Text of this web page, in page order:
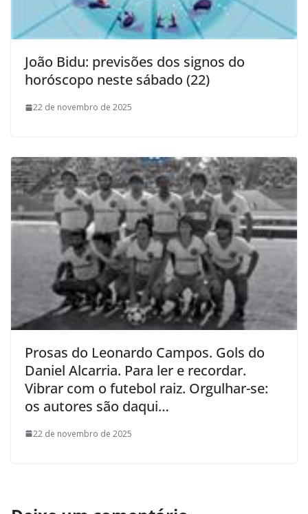
João Bidu: previsões dos signos do
horóscopo neste sábado (22)
22 de novembro de 2025
Prosas do Leonardo Campos. Gols do
Daniel Alcarria. Para ler e recordar.
Vibrar com o futebol raiz. Orgulhar-se:
os autores são daqui…
22 de novembro de 2025